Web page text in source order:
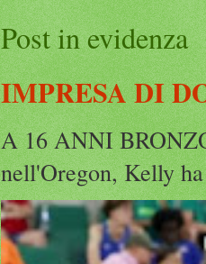
Post in evidenza
IMPRESA DI
A 16 ANNI
nell'Oregon, Kelly